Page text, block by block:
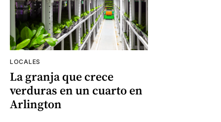
LOCALES
La granja que crece
verduras en un cuarto en
Arlington